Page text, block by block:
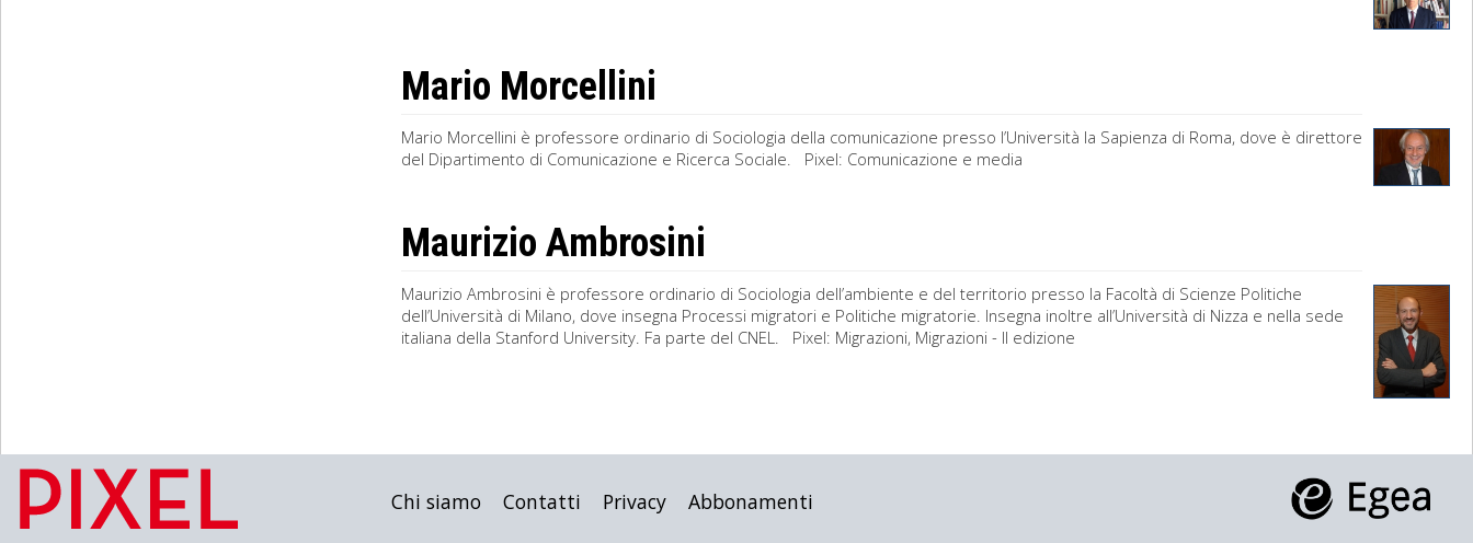
Mario Morcellini
Mario Morcellini è professore ordinario di Sociologia della comunicazione presso l’Università la Sapienza di Roma, dove è direttore
del Dipartimento di Comunicazione e Ricerca Sociale. Pixel: Comunicazione e media
Maurizio Ambrosini
Maurizio Ambrosini è professore ordinario di Sociologia dell’ambiente e del territorio presso la Facoltà di Scienze Politiche
dell’Università di Milano, dove insegna Processi migratori e Politiche migratorie. Insegna inoltre all’Università di Nizza e nella sede
italiana della Stanford University. Fa parte del CNEL. Pixel: Migrazioni, Migrazioni - II edizione
Chi siamo Contatti Privacy Abbonamenti